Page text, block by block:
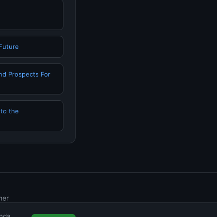
Prospects For
to the